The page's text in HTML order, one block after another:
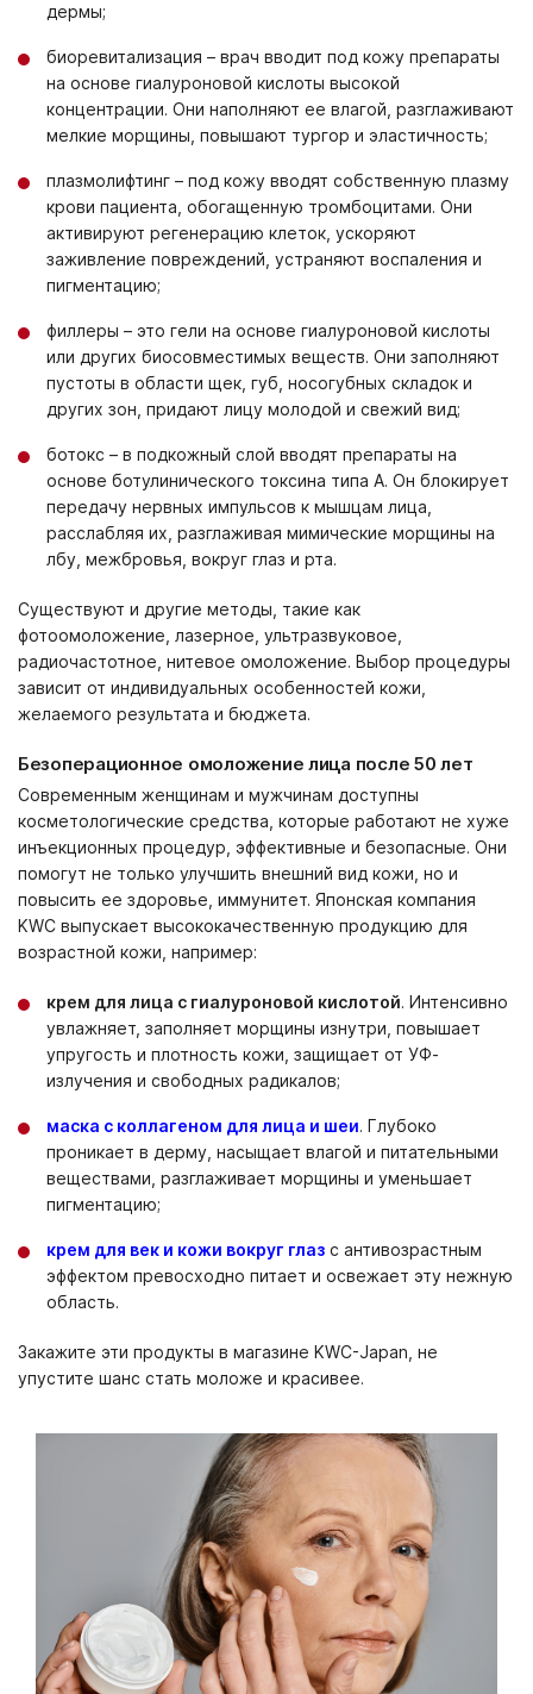
дермы;
биоревитализация – врач вводит под кожу препараты
на основе гиалуроновой кислоты высокой
концентрации. Они наполняют ее влагой, разглаживают
мелкие морщины, повышают тургор и эластичность;
плазмолифтинг – под кожу вводят собственную плазму
крови пациента, обогащенную тромбоцитами. Они
активируют регенерацию клеток, ускоряют
заживление повреждений, устраняют воспаления и
пигментацию;
филлеры – это гели на основе гиалуроновой кислоты
или других биосовместимых веществ. Они заполняют
пустоты в области щек, губ, носогубных складок и
других зон, придают лицу молодой и свежий вид;
ботокс – в подкожный слой вводят препараты на
основе ботулинического токсина типа А. Он блокирует
передачу нервных импульсов к мышцам лица,
расслабляя их, разглаживая мимические морщины на
лбу, межбровья, вокруг глаз и рта.
Существуют и другие методы, такие как
фотоомоложение, лазерное, ультразвуковое,
радиочастотное, нитевое омоложение. Выбор процедуры
зависит от индивидуальных особенностей кожи,
желаемого результата и бюджета.
Безоперационное омоложение лица после 50 лет
Современным женщинам и мужчинам доступны
косметологические средства, которые работают не хуже
инъекционных процедур, эффективные и безопасные. Они
помогут не только улучшить внешний вид кожи, но и
повысить ее здоровье, иммунитет. Японская компания
KWC выпускает высококачественную продукцию для
возрастной кожи, например:
крем для лица с гиалуроновой кислотой. Интенсивно
увлажняет, заполняет морщины изнутри, повышает
упругость и плотность кожи, защищает от УФ-
излучения и свободных радикалов;
маска с коллагеном для лица и шеи. Глубоко
проникает в дерму, насыщает влагой и питательными
веществами, разглаживает морщины и уменьшает
пигментацию;
крем для век и кожи вокруг глаз с антивозрастным
эффектом превосходно питает и освежает эту нежную
область.
Закажите эти продукты в магазине KWC-Japan, не
упустите шанс стать моложе и красивее.